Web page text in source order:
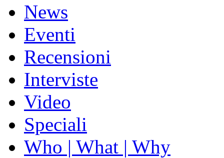
News
Eventi
Recensioni
Interviste
Video
Speciali
Who | What | Why